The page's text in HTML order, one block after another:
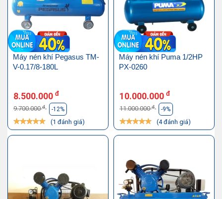
Máy nén khí Pegasus TM-
V-0.17/8-180L
8.500.000 đ
9.700.000đ -12%
(1 đánh giá)
Máy nén khí Puma 1/2HP
PX-0260
10.000.000 đ
11.000.000đ -9%
(4 đánh giá)